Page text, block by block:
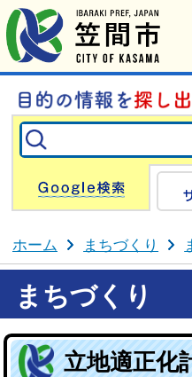
ホーム まちづくり
まちづくり
立地適正化